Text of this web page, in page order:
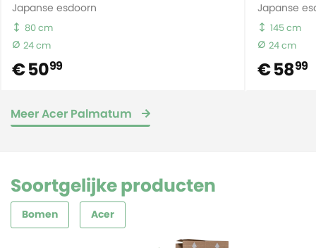
Japanse esdoorn
80 cm
24 cm
€ 5099
Japanse
145 cm
24 cm
€ 5899
Meer Acer Palmatum
Soortgelijke producten
Bomen Acer